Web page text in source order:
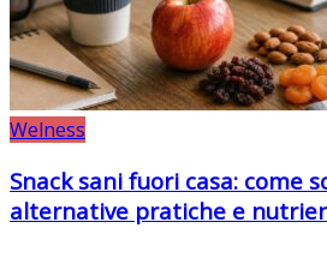
Welness
Snack sani fuori casa: come
alternative pratiche e